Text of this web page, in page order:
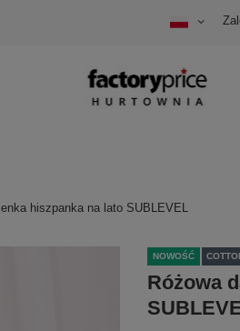
hiszpanka na lato SUBLEVEL
NOWOŚĆ
Różowa